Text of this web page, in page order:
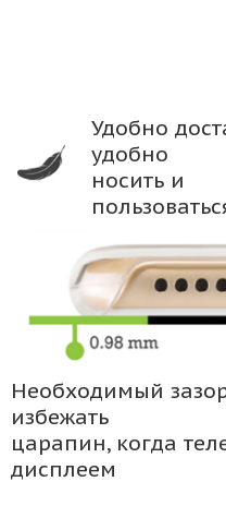
Удобно
удобно
носить и
Необходимый
избежать
царапин, когда
дисплеем